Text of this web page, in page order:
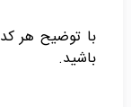
با توضیح هر
باشید.